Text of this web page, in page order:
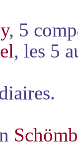
, 5 comp
, les 5
n